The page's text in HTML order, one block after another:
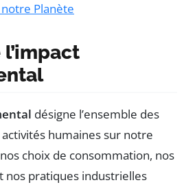
Planète
désigne l’ensemble des
humaines sur notre
choix de consommation, nos
nos pratiques industrielles